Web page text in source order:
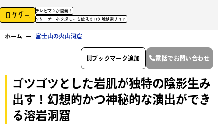
テレビマンが開発！
リサーチ・ネタ探しにも使えるロケ地検索サイト
ホーム ー 富士山の火山洞窟
ゴツゴツとした岩肌が独特の陰影生み
出す！幻想的かつ神秘的な演出ができ
る溶岩洞窟
ブックマーク追加 電話でお問い合わせ